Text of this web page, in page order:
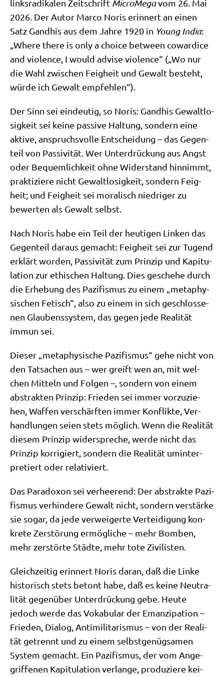
links­ra­di­ka­len Zeit­schrift Micro­Me­gavom 26. Mai
2026. Der Autor Mar­co Noris erin­nert an einen
Satz Gan­dhis aus dem Jah­re 1920 in Young India:
„Whe­re the­re is only a choice bet­ween cowar­di­ce
and vio­lence, I would advi­se vio­lence“ („Wo nur
die Wahl zwi­schen Feig­heit und Gewalt besteht,
wür­de ich Gewalt empfehlen“).
Der Sinn sei ein­deu­tig, so Noris: Gan­dhis Gewalt­lo­
sig­keit sei kei­ne pas­si­ve Hal­tung, son­dern eine
akti­ve, anspruchs­vol­le Ent­schei­dung – das Gegen­
teil von Pas­si­vi­tät. Wer Unter­drückung aus Angst
oder Bequem­lich­keit ohne Wider­stand hin­nimmt,
prak­ti­zie­re nicht Gewalt­lo­sig­keit, son­dern Feig­
heit; und Feig­heit sei mora­lisch nied­ri­ger zu
bewer­ten als Gewalt selbst.
Nach Noris habe ein Teil der heu­ti­gen Lin­ken das
Gegen­teil dar­aus gemacht: Feig­heit sei zur Tugend
erklärt wor­den, Pas­si­vi­tät zum Prin­zip und Kapi­tu­
la­ti­on zur ethi­schen Hal­tung. Dies gesche­he durch
die Erhe­bung des Pazi­fis­mus zu einem „meta­phy­
si­schen Fetisch“, also zu einem in sich geschlos­se­
nen Glau­bens­sy­stem, das gegen jede Rea­li­tät
immun sei.
Die­ser „meta­phy­si­sche Pazi­fis­mus“ gehe nicht von
den Tat­sa­chen aus – wer greift wen an, mit wel­
chen Mit­teln und Fol­gen –, son­dern von einem
abstrak­ten Prin­zip: Frie­den sei immer vor­zu­zie­
hen, Waf­fen ver­schärf­ten immer Kon­flik­te, Ver­
hand­lun­gen sei­en stets mög­lich. Wenn die Rea­li­tät
die­sem Prin­zip wider­spre­che, wer­de nicht das
Prin­zip kor­ri­giert, son­dern die Rea­li­tät umin­ter­
pre­tiert oder relativiert.
Das Para­do­xon sei ver­hee­rend: Der abstrak­te Pazi­
fis­mus ver­hin­de­re Gewalt nicht, son­dern ver­stär­ke
sie sogar, da jede ver­wei­ger­te Ver­tei­di­gung kon­
kre­te Zer­stö­rung ermög­li­che – mehr Bom­ben,
mehr zer­stör­te Städ­te, mehr tote Zivilisten.
Gleich­zei­tig erin­nert Noris dar­an, daß die Lin­ke
histo­risch stets betont habe, daß es kei­ne Neu­tra­
li­tät gegen­über Unter­drückung gebe. Heu­te
jedoch wer­de das Voka­bu­lar der Eman­zi­pa­ti­on –
Frie­den, Dia­log, Anti­mi­li­ta­ris­mus – von der Rea­li­
tät getrennt und zu einem selbst­ge­nüg­sa­men
System gemacht. Ein Pazi­fis­mus, der vom Ange­
grif­fe­nen Kapi­tu­la­ti­on ver­lan­ge, pro­du­zie­re kei­